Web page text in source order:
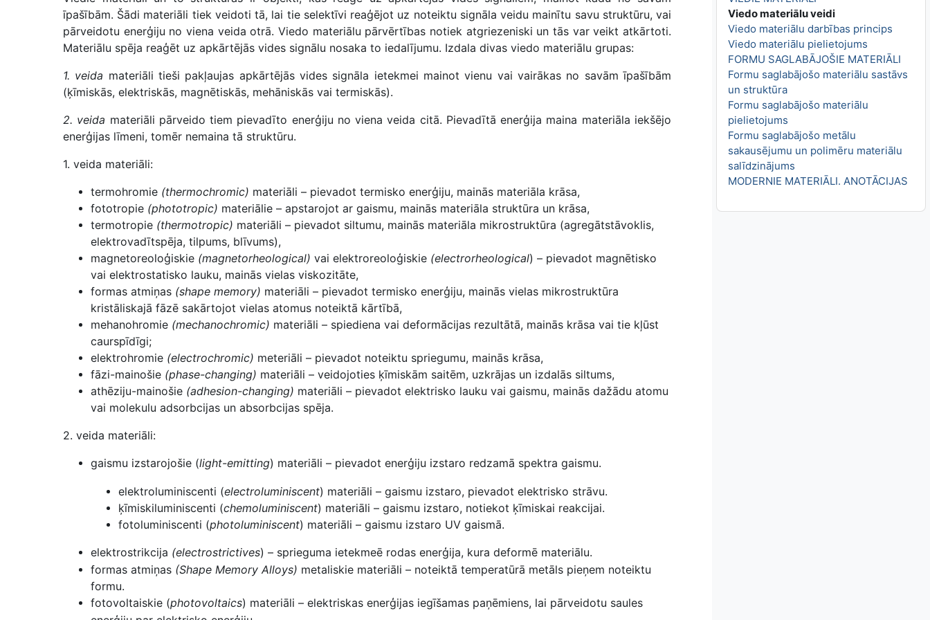
Viedo materiālu veidi
Viedo materiālu darbības princips
Viedo materiālu pielietojums
FORMU SAGLABĀJOŠIE MATERIĀLI
Formu saglabājošo materiālu sastāvs
un struktūra
Formu saglabājošo materiālu
pielietojums
Formu saglabājošo metālu
sakausējumu un polimēru materiālu
salīdzinājums
MODERNIE MATERIĀLI. ANOTĀCIJAS
īpašībām. Šādi materiāli tiek veidoti tā, lai tie selektīvi reaģējot uz noteiktu signāla veidu mainītu savu struktūru, vai
pārveidotu enerģiju no viena veida otrā. Viedo materiālu pārvērtības notiek atgriezeniski un tās var veikt atkārtoti.
Materiālu spēja reaģēt uz apkārtējās vides signālu nosaka to iedalījumu. Izdala divas viedo materiālu grupas:
1. veida materiāli tieši pakļaujas apkārtējās vides signāla ietekmei mainot vienu vai vairākas no savām īpašībām
(ķīmiskās, elektriskās, magnētiskās, mehāniskās vai termiskās).
2. veida materiāli pārveido tiem pievadīto enerģiju no viena veida citā. Pievadītā enerģija maina materiāla iekšējo
enerģijas līmeni, tomēr nemaina tā struktūru.
1. veida materiāli:
termohromie (thermochromic) materiāli – pievadot termisko enerģiju, mainās materiāla krāsa,
fototropie (phototropic) materiālie – apstarojot ar gaismu, mainās materiāla struktūra un krāsa,
termotropie (thermotropic) materiāli – pievadot siltumu, mainās materiāla mikrostruktūra (agregātstāvoklis,
elektrovadītspēja, tilpums, blīvums),
magnetoreoloģiskie (magnetorheological) vai elektroreoloģiskie (electrorheological) – pievadot magnētisko
vai elektrostatisko lauku, mainās vielas viskozitāte,
formas atmiņas (shape memory) materiāli – pievadot termisko enerģiju, mainās vielas mikrostruktūra
kristāliskajā fāzē sakārtojot vielas atomus noteiktā kārtībā,
mehanohromie (mechanochromic) materiāli – spiediena vai deformācijas rezultātā, mainās krāsa vai tie kļūst
caurspīdīgi;
elektrohromie (electrochromic) meteriāli – pievadot noteiktu spriegumu, mainās krāsa,
fāzi-mainošie (phase-changing) materiāli – veidojoties ķīmiskām saitēm, uzkrājas un izdalās siltums,
athēziju-mainošie (adhesion-changing) materiāli – pievadot elektrisko lauku vai gaismu, mainās dažādu atomu
vai molekulu adsorbcijas un absorbcijas spēja.
2. veida materiāli:
gaismu izstarojošie (light-emitting) materiāli – pievadot enerģiju izstaro redzamā spektra gaismu.
elektroluminiscenti (electroluminiscent) materiāli – gaismu izstaro, pievadot elektrisko strāvu.
ķīmiskiluminiscenti (chemoluminiscent) materiāli – gaismu izstaro, notiekot ķīmiskai reakcijai.
fotoluminiscenti (photoluminiscent) materiāli – gaismu izstaro UV gaismā.
elektrostrikcija (electrostrictives) – sprieguma ietekmeē rodas enerģija, kura deformē materiālu.
formas atmiņas (Shape Memory Alloys) metaliskie materiāli – noteiktā temperatūrā metāls pieņem noteiktu
formu.
fotovoltaiskie (photovoltaics) materiāli – elektriskas enerģijas iegīšamas paņēmiens, lai pārveidotu saules